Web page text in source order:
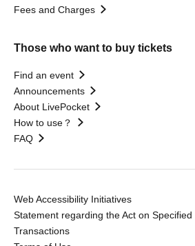
Fees and Charges
Those who want to buy tickets
Find an event
Announcements
About LivePocket
How to use？
FAQ
Web Accessibility Initiatives
Statement regarding the Act on
Transactions